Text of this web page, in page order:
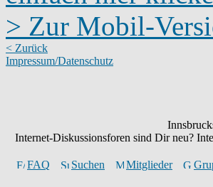
> Zur Mobil-
< Zurück
Impressum/Datenschutz
Internet-Diskussionsforen sind Dir neu?
FAQ Suchen Mitglieder